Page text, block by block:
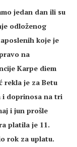
jedan dan ili su
odloženog
koje je
na
Karpe diem
rekla je za Betu
i doprinosa na tri
i jun prošle
platila je 11.
rok za uplatu.